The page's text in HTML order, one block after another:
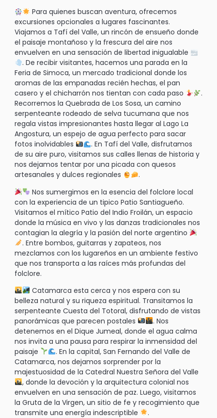
Para quienes buscan aventura, ofrecemos
excursiones opcionales a lugares fascinantes.
Viajamos a Tafí del Valle, un rincón de ensueño donde
el paisaje montañoso y la frescura del aire nos
envuelven en una sensación de libertad inigualable
. De recibir visitantes, hacemos una parada en la
Feria de Simoca, un mercado tradicional donde los
aromas de las empanadas recién hechas, el pan
casero y el chicharrón nos tientan con cada paso
.
Recorremos la Quebrada de Los Sosa, un camino
serpenteante rodeado de selva tucumana que nos
regala vistas impresionantes hasta llegar al Lago La
Angostura, un espejo de agua perfecto para sacar
fotos inolvidables
. En Tafí del Valle, disfrutamos
de su aire puro, visitamos sus calles llenas de historia y
nos dejamos tentar por una picada con quesos
artesanales y dulces regionales
.
Nos sumergimos en la esencia del folclore local
con la experiencia de un tipico Patio Santiagueño.
Visitamos el mítico Patio del Indio Froilán, un espacio
donde la música en vivo y las danzas tradicionales nos
contagian la alegría y la pasión del norte argentino
. Entre bombos, guitarras y zapateos, nos
mezclamos con los lugareños en un ambiente festivo
que nos transporta a las raíces más profundas del
folclore.
Catamarca esta cerca y nos espera con su
belleza natural y su riqueza espiritual. Transitamos la
serpenteante Cuesta del Totoral, disfrutando de vistas
panorámicas que parecen postales
. Nos
detenemos en el Dique Jumeal, donde el agua calma
nos invita a una pausa para respirar la inmensidad del
paisaje
. En la capital, San Fernando del Valle de
Catamarca, nos dejamos sorprender por la
majestuosidad de la Catedral Nuestra Señora del Valle
, donde la devoción y la arquitectura colonial nos
envuelven en una sensación de paz. Luego, visitamos
la Gruta de la Virgen, un sitio de fe y recogimiento que
transmite una energía indescriptible
.